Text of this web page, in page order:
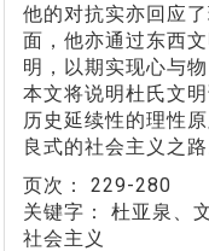
他的对抗实亦回应
面，他亦通过东西
明，以期实现心与
本文将说明杜氏文
历史延续性的理性
良式的社会主义之路
页次： 229-280
关键字： 杜亚泉、
社会主义